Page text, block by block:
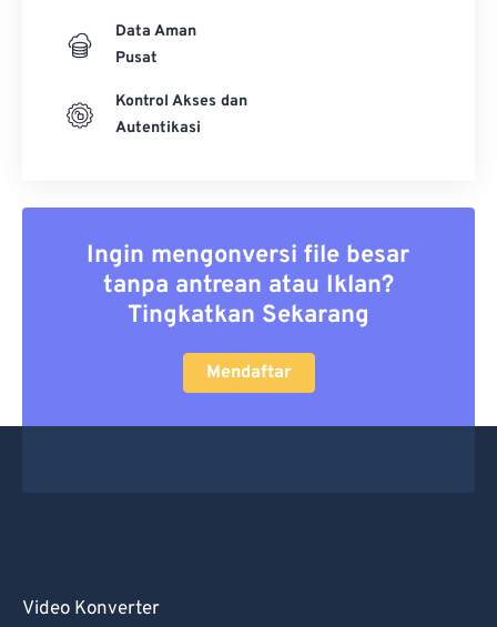
Data Aman
Pusat
Kontrol Akses dan
Autentikasi
Ingin mengonversi file besar
tanpa antrean atau Iklan?
Tingkatkan Sekarang
Mendaftar
Video Konverter